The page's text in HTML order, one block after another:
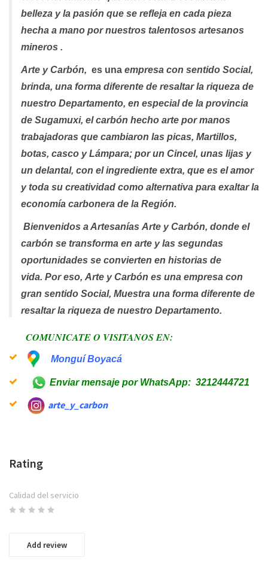
belleza y la pasión que se refleja en cada pieza
hecha a mano por nuestros talentosos artesanos
mineros .
Arte y Carbón, es una empresa con sentido Social,
brinda, una forma diferente de resaltarla riqueza de
nuestro Departamento, en especial de la provincia
de Sugamuxi, el carbón hecho arte por manos
trabajadoras que cambiaron las picas, Martillos,
botas, casco y Lámpara; por un Cincel, unas lijas y
un delantal, con el ingrediente extra, que es el amor
y toda su creatividad como alternativa para exaltar la
economía carbonera de la Región.
Bienvenidos a Artesanías Arte y Carbón, donde el
carbón se transforma en arte y las segundas
oportunidades se convierten en historias de
vida. Por eso, Arte y Carbón es una empresa con
gran sentido Social, Muestra una forma diferente de
resaltar la riqueza de nuestro Departamento.
COMUNICATE O VISITANOS EN:
Monguí Boyacá
Enviar mensaje por WhatsApp: 3212444721
arte_y_carbon
Rating
Calidad del servicio
Add review